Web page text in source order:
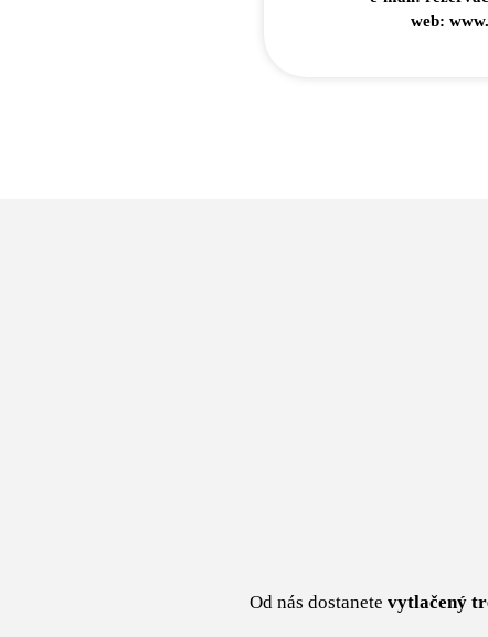
web:
Od nás dostanete vytlačený